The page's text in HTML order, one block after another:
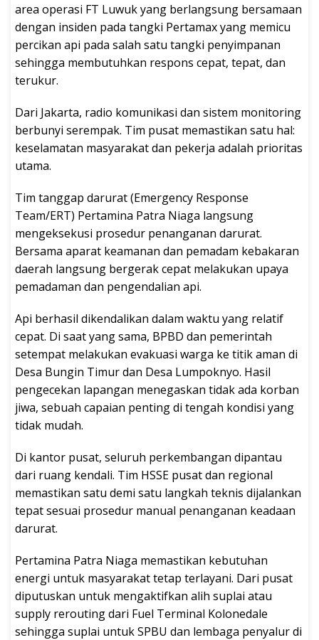
area operasi FT Luwuk yang berlangsung bersamaan
dengan insiden pada tangki Pertamax yang memicu
percikan api pada salah satu tangki penyimpanan
sehingga membutuhkan respons cepat, tepat, dan
terukur.
Dari Jakarta, radio komunikasi dan sistem monitoring
berbunyi serempak. Tim pusat memastikan satu hal:
keselamatan masyarakat dan pekerja adalah prioritas
utama.
Tim tanggap darurat (Emergency Response
Team/ERT) Pertamina Patra Niaga langsung
mengeksekusi prosedur penanganan darurat.
Bersama aparat keamanan dan pemadam kebakaran
daerah langsung bergerak cepat melakukan upaya
pemadaman dan pengendalian api.
Api berhasil dikendalikan dalam waktu yang relatif
cepat. Di saat yang sama, BPBD dan pemerintah
setempat melakukan evakuasi warga ke titik aman di
Desa Bungin Timur dan Desa Lumpoknyo. Hasil
pengecekan lapangan menegaskan tidak ada korban
jiwa, sebuah capaian penting di tengah kondisi yang
tidak mudah.
Di kantor pusat, seluruh perkembangan dipantau
dari ruang kendali. Tim HSSE pusat dan regional
memastikan satu demi satu langkah teknis dijalankan
tepat sesuai prosedur manual penanganan keadaan
darurat.
Pertamina Patra Niaga memastikan kebutuhan
energi untuk masyarakat tetap terlayani. Dari pusat
diputuskan untuk mengaktifkan alih suplai atau
supply rerouting dari Fuel Terminal Kolonedale
sehingga suplai untuk SPBU dan lembaga penyalur di